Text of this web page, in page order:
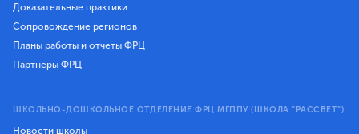
Доказательные практики
Сопровождение регионов
Планы работы и отчеты ФРЦ
Партнеры ФРЦ
ШКОЛЬНО-ДОШКОЛЬНОЕ ОТДЕЛЕНИЕ ФРЦ МГППУ (ШКОЛА "РАССВЕТ")
Новости школы